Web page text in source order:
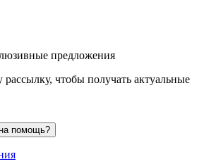
предложения
чтобы получать актуальные
помощь?